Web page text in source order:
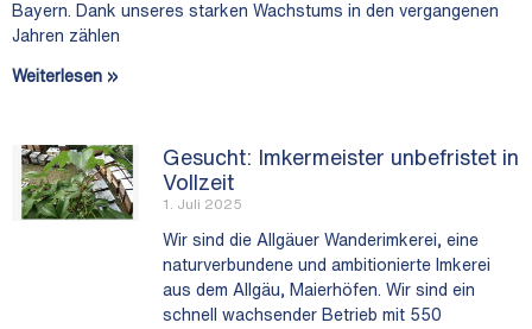
Bayern. Dank unseres starken Wachstums in den vergangenen
Jahren zählen
Weiterlesen »
Gesucht: Imkermeister unbefristet in
Vollzeit
1. Juli 2025
Wir sind die Allgäuer Wanderimkerei, eine
naturverbundene und ambitionierte Imkerei
aus dem Allgäu, Maierhöfen. Wir sind ein
schnell wachsender Betrieb mit 550